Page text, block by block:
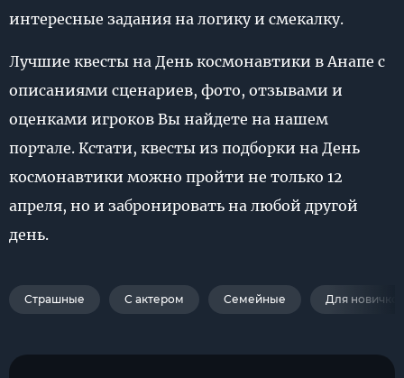
интересные задания на логику и смекалку.
Лучшие квесты на День космонавтики в Анапе с
описаниями сценариев, фото, отзывами и
оценками игроков Вы найдете на нашем
портале. Кстати, квесты из подборки на День
космонавтики можно пройти не только 12
апреля, но и забронировать на любой другой
день.
Страшные С актером Семейные Для новичков